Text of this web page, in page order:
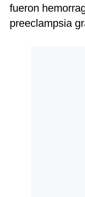
fueron
preeclampsia